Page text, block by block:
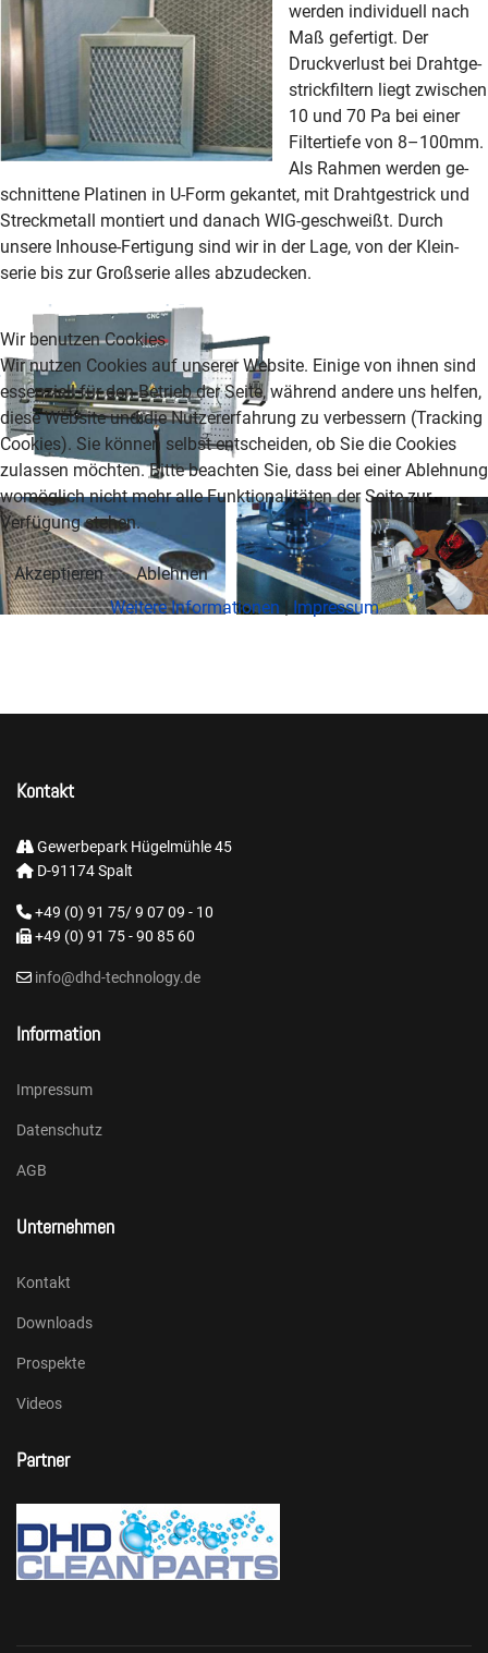
werden individuell nach
Maß gefertigt. Der
Druckverlust bei Draht­ge­
strick­filtern liegt zwischen
10 und 70 Pa bei einer
Filter­tiefe von 8–100mm.
Als Rahmen werden ge­
schnittene Platinen in U-Form gekantet, mit Draht­ge­strick und
Streck­metall montiert und danach WIG-ge­schweißt. Durch
unsere Inhouse-Fer­ti­gung sind wir in der Lage, von der Klein­
serie bis zur Großserie alles abzudecken.
Kontakt
Gewerbepark Hügelmühle 45
D-91174 Spalt
+49 (0) 91 75/ 9 07 09 - 10
+49 (0) 91 75 - 90 85 60
info@dhd-technology.de
Information
Impressum
Datenschutz
AGB
Unternehmen
Kontakt
Downloads
Prospekte
Videos
Partner
Wir benutzen Cookies
Wir nutzen Cookies auf unserer Website. Einige von ihnen sind
essenziell für den Betrieb der Seite, während andere uns helfen,
diese Website und die Nutzererfahrung zu verbessern (Tracking
Cookies). Sie können selbst entscheiden, ob Sie die Cookies
zulassen möchten. Bitte beachten Sie, dass bei einer Ablehnung
womöglich nicht mehr alle Funktionalitäten der Seite zur
Verfügung stehen.
Akzeptieren
Ablehnen
Weitere Informationen
Impressum